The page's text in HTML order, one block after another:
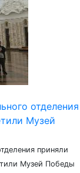
отделения
Музей
приняли
Музей Победы